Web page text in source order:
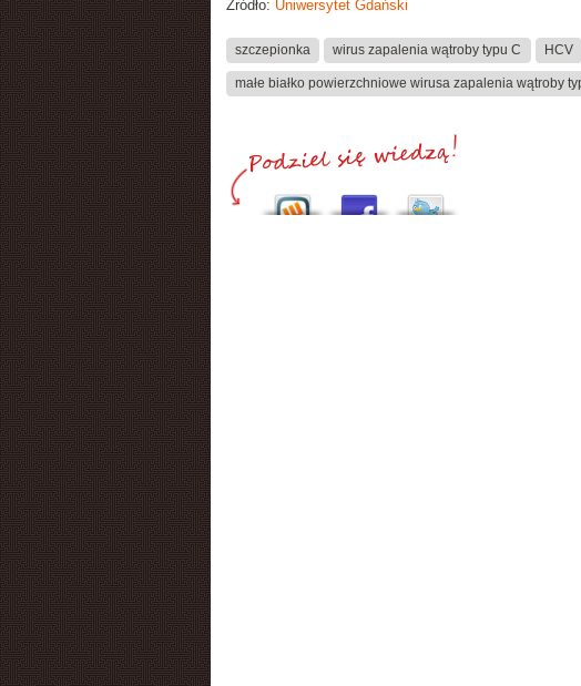
Źródło: Uniwersytet Gdański
szczepionka wirus zapalenia wątroby typu C HCV
małe białko powierzchniowe wirusa zapalenia wątroby